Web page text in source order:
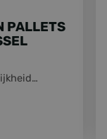
PALLETS
Brussel